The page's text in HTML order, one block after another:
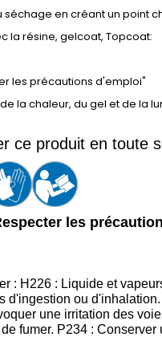
en créant un point
la résine, gelcoat, Topcoat:
les précautions d'emploi"
la chaleur, du gel et de la
ce produit en toute
les
: H226 : Liquide et
d'ingestion ou
une irritation des
fumer. P234 :